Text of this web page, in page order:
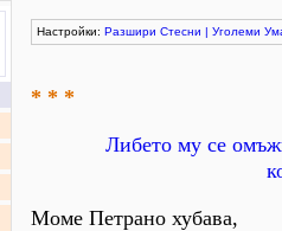
Настройки: Разшири Стесни | Уголеми
* * *
Либето му се
Моме Петрано хубава,